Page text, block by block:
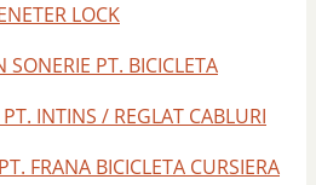
LOCK
SONERIE PT. BICICLETA
PT. INTINS / REGLAT CABLURI
FRANA BICICLETA CURSIERA